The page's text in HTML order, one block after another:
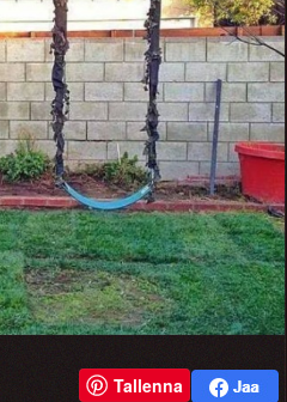
Tallenna